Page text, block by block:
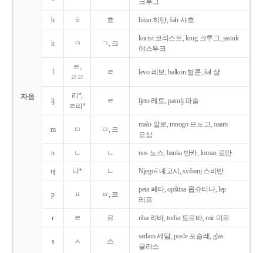
자음
크루그
h ㅎ 흐 hitan 히탄, šah 샤흐
k ㅋ ㄱ, 크
korist 코리스트, krug 크루그, jastuk
야스투크
l
ㄹ,
ㄹㄹ
ㄹ levo 레보, balkon 발콘, šal 샬
lj
리*,
ㄹ리*
ㄹ ljeto 레토, pasulj 파술
m ㅁ ㅁ, 므
malo 말로, mnogo 므노고, osam
오삼
n ㄴ ㄴ nos 노스, banka 반카, loman 로만
nj 니* ㄴ Njegoš 녜고시, svibanj 스비반
p ㅍ ㅂ, 프
peta 페타, opština 옵슈티나, lep
레프
r ㄹ 르 riba 리바, torba 토르바, mir 미르
s ㅅ 스
sedam 세담, posle 포슬레, glas
글라스